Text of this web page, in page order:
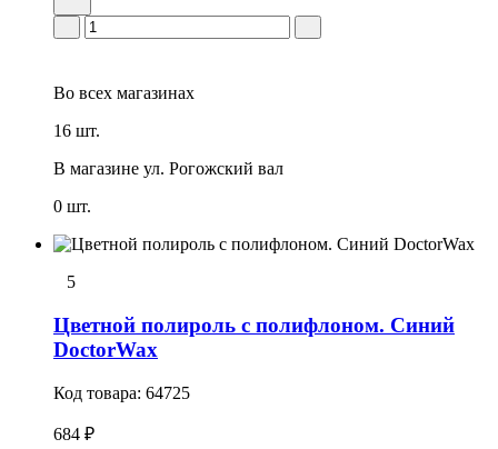
Во всех магазинах
16 шт.
В магазине ул. Рогожский вал
0 шт.
5
Цветной полироль с полифлоном. Синий
DoctorWax
Код товара: 64725
684 ₽